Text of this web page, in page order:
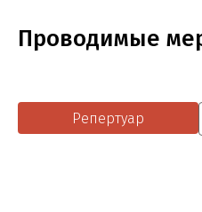
Проводимые
Репертуар